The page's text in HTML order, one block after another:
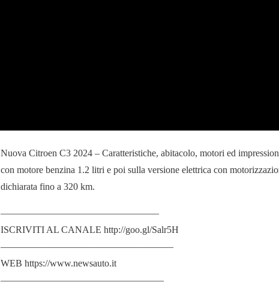
Nuova Citroen C3 2024 – Caratteristiche, abitacolo, motori ed
con motore benzina 1.2 litri e poi sulla versione elettrica con
dichiarata fino a 320 km.
————————————————–
ISCRIVITI AL CANALE http://goo.gl/Salr5H
——————————————————
WEB https://www.newsauto.it
—————————————————